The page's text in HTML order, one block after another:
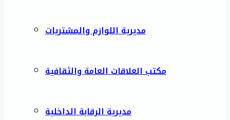
مديرية اللوازم والمشتريات
مكتب العلاقات العامة والثقافية
مديرية الرقابة الداخلية